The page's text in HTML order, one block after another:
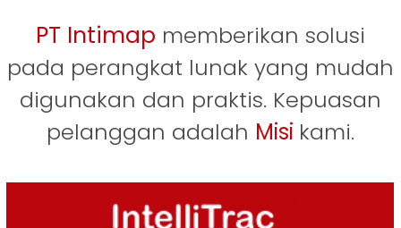
PT Intimap memberikan solusi
pada perangkat lunak yang mudah
digunakan dan praktis. Kepuasan
pelanggan adalah Misi kami.